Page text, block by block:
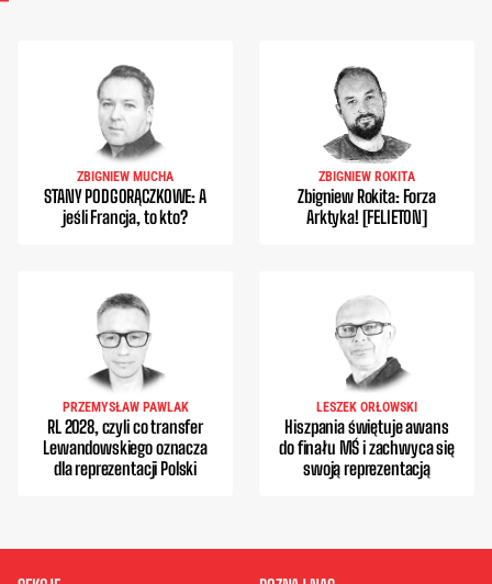
ZBIGNIEW MUCHA
STANY PODGORĄCZKOWE: A
jeśli Francja, to kto?
ZBIGNIEW ROKITA
Zbigniew Rokita: Forza
Arktyka! [FELIETON]
PRZEMYSŁAW PAWLAK
RL 2028, czyli co transfer
Lewandowskiego oznacza
dla reprezentacji Polski
LESZEK ORŁOWSKI
Hiszpania świętuje awans
do finału MŚ i zachwyca się
swoją reprezentacją